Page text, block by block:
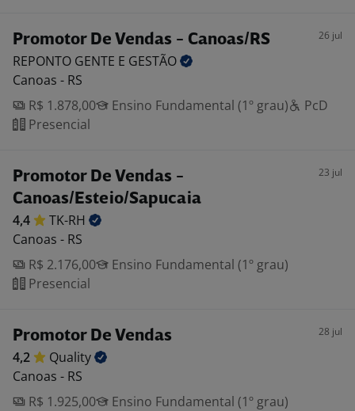
Promotor De Vendas - Canoas/RS 26 jul
REPONTO GENTE E GESTÃO
Canoas - RS
R$ 1.878,00
Ensino Fundamental (1º grau)
PcD
Presencial
Promotor De Vendas -
Canoas/Esteio/Sapucaia
23 jul
4,4
TK-RH
Canoas - RS
R$ 2.176,00
Ensino Fundamental (1º grau)
Presencial
Promotor De Vendas 28 jul
4,2
Quality
Canoas - RS
R$ 1.925,00
Ensino Fundamental (1º grau)